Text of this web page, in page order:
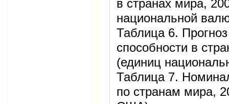
в странах мира,
национальной
Таблица 6.
способности в
(единиц
Таблица 7.
по странам мира,